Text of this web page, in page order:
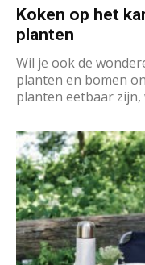
Koken op het
planten
Wil je ook de
planten en bomen
planten eetbaar zijn,